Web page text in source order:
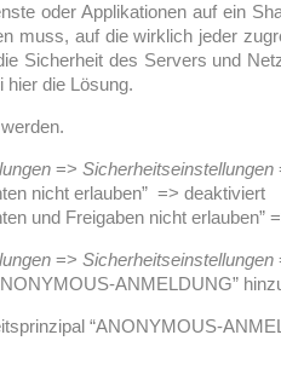
oder Applikationen auf ein
muss, auf die wirklich jeder
Sicherheit des Servers und
hier die Lösung.
=> Sicherheitseinstellungen
nicht erlauben” => deaktiviert
und Freigaben nicht erlauben”
=> Sicherheitseinstellungen
ANMELDUNG”
“ANONYMOUS-